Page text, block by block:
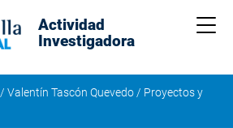
Actividad
Investigadora
/ Valentín Tascón Quevedo / Proyectos y